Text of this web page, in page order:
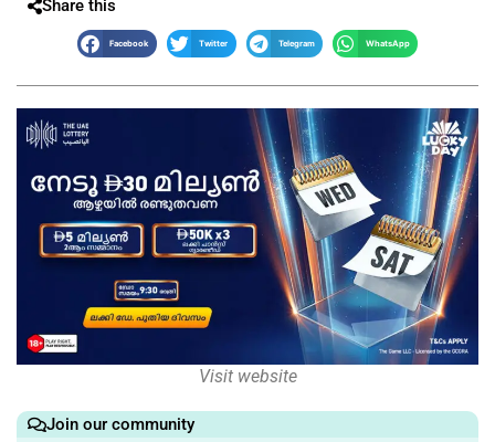
Share this
Facebook Twitter Telegram WhatsApp
Visit website
Join our community